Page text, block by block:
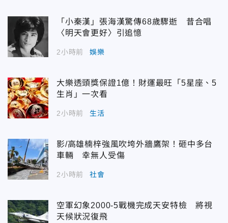
「小秦漢」張海漢驚傳68歲驟逝 昔合唱
〈明天會更好〉引追憶
2小時前 娛樂
大樂透頭獎保證1億！財運最旺「5星座、5
生肖」一次看
2小時前 生活
影/高雄楠梓強風吹垮外牆鷹架！砸中多台
車輛 幸無人受傷
2小時前 社會
空軍幻象2000-5戰機完成天安特檢 將視
天候狀況復飛